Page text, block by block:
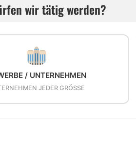
wir tätig werden?
/ UNTERNEHMEN
JEDER GRÖSSE